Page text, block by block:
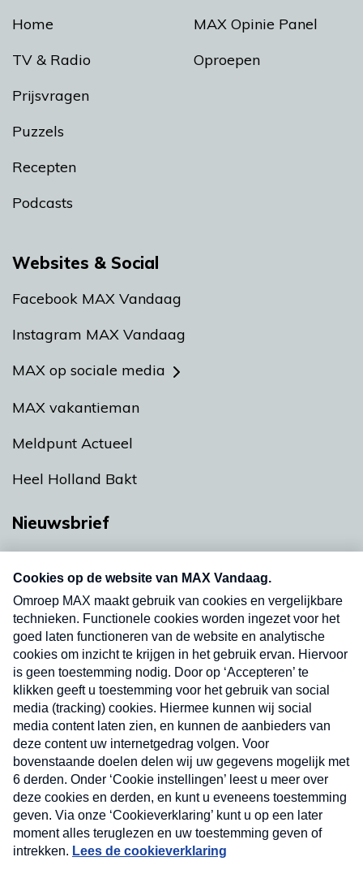
Home
TV & Radio
Prijsvragen
Puzzels
Recepten
Podcasts
MAX Opinie Panel
Oproepen
Websites & Social
Facebook MAX Vandaag
Instagram MAX Vandaag
MAX op sociale media
MAX vakantieman
Meldpunt Actueel
Heel Holland Bakt
Nieuwsbrief
nieuwsbrief. Elke vrijdag- en dinsdagochtend in
uw mailbox.
Verzend
Nieuwsbrief
Neem hier een gratis abonnement op onze
nieuwsbrief. Elke vrijdag- en dinsdagochtend in uw